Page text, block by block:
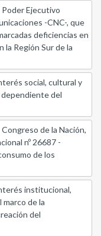
Poder Ejecutivo
-CNC-, que
deficiencias en
Región Sur de la
social, cultural y
del
Congreso de la Nación,
nº 26687 -
de los
institucional,
marco de la
del